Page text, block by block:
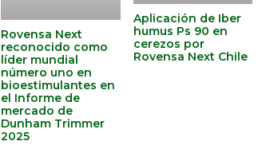
Rovensa Next
reconocido como
líder mundial
número uno en
bioestimulantes en
el Informe de
mercado de
Dunham Trimmer
2025
Aplicación de Iber
humus Ps 90 en
cerezos por
Rovensa Next Chile